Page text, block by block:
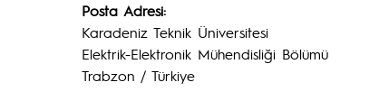
Posta Adresi:
Karadeniz Teknik Üniversitesi
Elektrik-Elektronik Mühendisliği Bölümü
Trabzon / Türkiye